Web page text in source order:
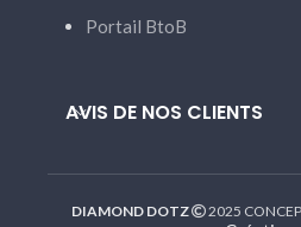
Portail BtoB
AVIS DE NOS CLIENTS
DIAMOND DOTZ 2025